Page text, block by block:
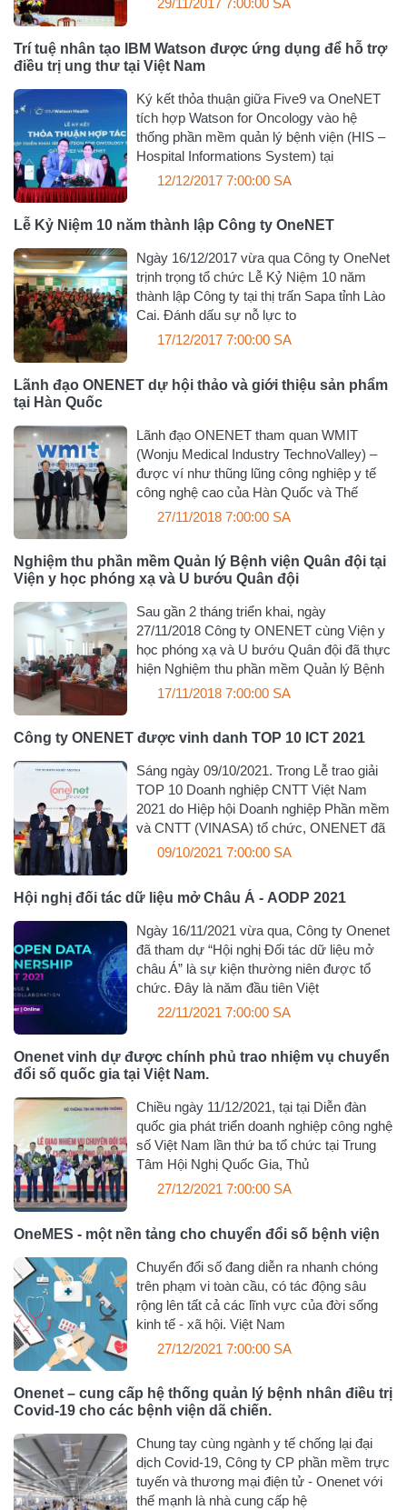
29/11/2017 7:00:00 SA
Trí tuệ nhân tạo IBM Watson được ứng dụng để hỗ trợ
điều trị ung thư tại Việt Nam
Ký kết thỏa thuận giữa Five9 va OneNET
tích hợp Watson for Oncology vào hệ
thống phần mềm quản lý bệnh viện (HIS –
Hospital Informations System) tại
12/12/2017 7:00:00 SA
Lễ Kỷ Niệm 10 năm thành lập Công ty OneNET
Ngày 16/12/2017 vừa qua Công ty OneNet
trịnh trọng tổ chức Lễ Kỷ Niệm 10 năm
thành lập Công ty tại thị trấn Sapa tỉnh Lào
Cai. Đánh dấu sự nỗ lực to
17/12/2017 7:00:00 SA
Lãnh đạo ONENET dự hội thảo và giới thiệu sản phẩm
tại Hàn Quốc
Lãnh đạo ONENET tham quan WMIT
(Wonju Medical Industry TechnoValley) –
được ví như thũng lũng công nghiệp y tế
công nghệ cao của Hàn Quốc và Thế
27/11/2018 7:00:00 SA
Nghiệm thu phần mềm Quản lý Bệnh viện Quân đội tại
Viện y học phóng xạ và U bướu Quân đội
Sau gần 2 tháng triển khai, ngày
27/11/2018 Công ty ONENET cùng Viện y
học phóng xạ và U bướu Quân đội đã thực
hiện Nghiệm thu phần mềm Quản lý Bệnh
17/11/2018 7:00:00 SA
Công ty ONENET được vinh danh TOP 10 ICT 2021
Sáng ngày 09/10/2021. Trong Lễ trao giải
TOP 10 Doanh nghiệp CNTT Việt Nam
2021 do Hiệp hội Doanh nghiệp Phần mềm
và CNTT (VINASA) tổ chức, ONENET đã
09/10/2021 7:00:00 SA
Hội nghị đối tác dữ liệu mở Châu Á - AODP 2021
Ngày 16/11/2021 vừa qua, Công ty Onenet
đã tham dự “Hội nghị Đối tác dữ liệu mở
châu Á” là sự kiện thường niên được tổ
chức. Đây là năm đầu tiên Việt
22/11/2021 7:00:00 SA
Onenet vinh dự được chính phủ trao nhiệm vụ chuyển
đổi số quốc gia tại Việt Nam.
Chiều ngày 11/12/2021, tại tại Diễn đàn
quốc gia phát triển doanh nghiệp công nghệ
số Việt Nam lần thứ ba tổ chức tại Trung
Tâm Hội Nghị Quốc Gia, Thủ
27/12/2021 7:00:00 SA
OneMES - một nền tảng cho chuyển đổi số bệnh viện
Chuyển đổi số đang diễn ra nhanh chóng
trên phạm vi toàn cầu, có tác động sâu
rộng lên tất cả các lĩnh vực của đời sống
kinh tế - xã hội. Việt Nam
27/12/2021 7:00:00 SA
Onenet – cung cấp hệ thống quản lý bệnh nhân điều trị
Covid-19 cho các bệnh viện dã chiến.
Chung tay cùng ngành y tế chống lại đại
dịch Covid-19, Công ty CP phần mềm trực
tuyến và thương mại điện tử - Onenet với
thế mạnh là nhà cung cấp hệ